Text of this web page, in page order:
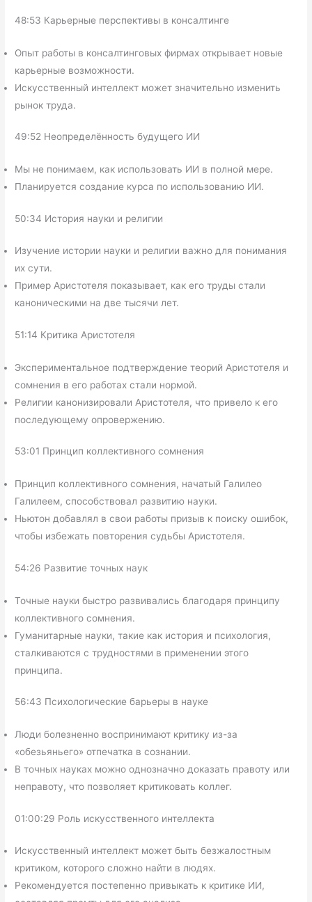
48:53 Карьерные перспективы в консалтинге
Опыт работы в консалтинговых фирмах открывает новые
карьерные возможности.
Искусственный интеллект может значительно изменить
рынок труда.
49:52 Неопределённость будущего ИИ
Мы не понимаем, как использовать ИИ в полной мере.
Планируется создание курса по использованию ИИ.
50:34 История науки и религии
Изучение истории науки и религии важно для понимания
их сути.
Пример Аристотеля показывает, как его труды стали
каноническими на две тысячи лет.
51:14 Критика Аристотеля
Экспериментальное подтверждение теорий Аристотеля и
сомнения в его работах стали нормой.
Религии канонизировали Аристотеля, что привело к его
последующему опровержению.
53:01 Принцип коллективного сомнения
Принцип коллективного сомнения, начатый Галилео
Галилеем, способствовал развитию науки.
Ньютон добавлял в свои работы призыв к поиску ошибок,
чтобы избежать повторения судьбы Аристотеля.
54:26 Развитие точных наук
Точные науки быстро развивались благодаря принципу
коллективного сомнения.
Гуманитарные науки, такие как история и психология,
сталкиваются с трудностями в применении этого
принципа.
56:43 Психологические барьеры в науке
Люди болезненно воспринимают критику из-за
«обезьяньего» отпечатка в сознании.
В точных науках можно однозначно доказать правоту или
неправоту, что позволяет критиковать коллег.
01:00:29 Роль искусственного интеллекта
Искусственный интеллект может быть безжалостным
критиком, которого сложно найти в людях.
Рекомендуется постепенно привыкать к критике ИИ,